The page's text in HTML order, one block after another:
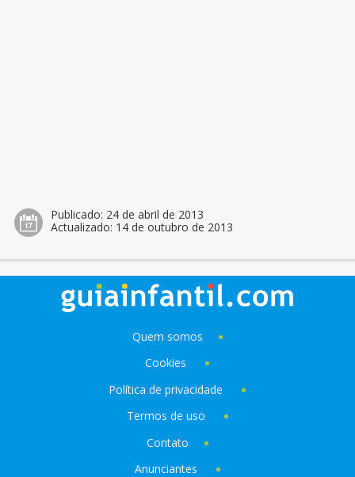
Publicado: 24 de abril de 2013
Actualizado: 14 de outubro de 2013
Quem somos
Cookies
Política de privacidade
Termos de uso
Contato
Anunciantes